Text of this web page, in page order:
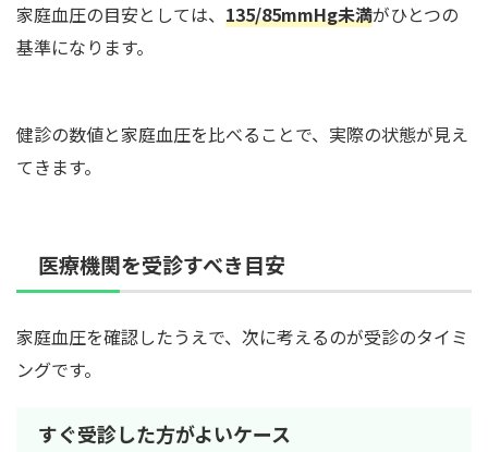
家庭血圧の目安としては、 135/85mmHg未満がひとつの
基準になります。
健診の数値と家庭血圧を比べることで、実際の状態が見え
てきます。
医療機関を受診すべき目安
家庭血圧を確認したうえで、次に考えるのが受診のタイミ
ングです。
すぐ受診した方がよいケース